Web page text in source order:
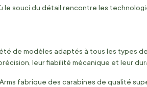
le souci du détail rencontre les
de modèles adaptés à tous les types
leur fiabilité mécanique et leur
fabrique des carabines de qualité